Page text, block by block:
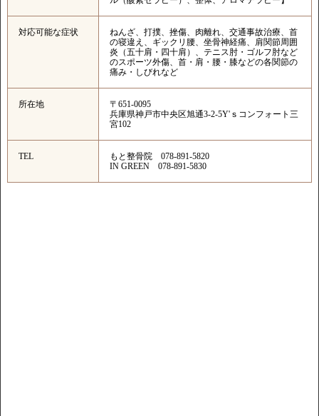
対応可能な症状
ねんざ、打撲、挫傷、肉離れ、交通事故治療、首
の寝違え、ギックリ腰、坐骨神経痛、肩関節周囲
炎（五十肩・四十肩）、テニス肘・ゴルフ肘など
のスポーツ外傷、首・肩・腰・膝などの各関節の
痛み・しびれなど
所在地
〒651-0095
兵庫県神戸市中央区旭通3-2-5Y'ｓコンフォート三
宮102
TEL
もと整骨院 078-891-5820
IN GREEN 078-891-5830